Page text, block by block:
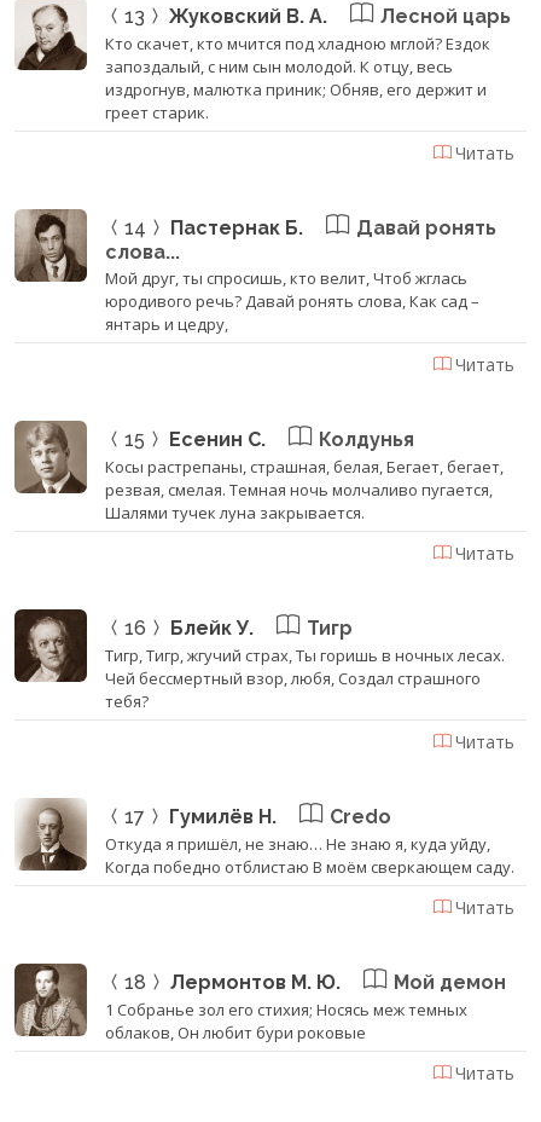
13 Жуковский В. А. Лесной царь
Кто скачет, кто мчится под хладною мглой? Ездок
запоздалый, с ним сын молодой. К отцу, весь
издрогнув, малютка приник; Обняв, его держит и
греет старик.
Читать
14 Пастернак Б.
Давай ронять
слова...
Мой друг, ты спросишь, кто велит, Чтоб жглась
юродивого речь? Давай ронять слова, Как сад –
янтарь и цедру,
Читать
15 Есенин С. Колдунья
Косы растрепаны, страшная, белая, Бегает, бегает,
резвая, смелая. Темная ночь молчаливо пугается,
Шалями тучек луна закрывается.
Читать
16 Блейк У. Тигр
Тигр, Тигр, жгучий страх, Ты горишь в ночных лесах.
Чей бессмертный взор, любя, Создал страшного
тебя?
Читать
17 Гумилёв Н. Credo
Откуда я пришёл, не знаю… Не знаю я, куда уйду,
Когда победно отблистаю В моём сверкающем саду.
Читать
18 Лермонтов М. Ю. Мой демон
1 Собранье зол его стихия; Носясь меж темных
облаков, Он любит бури роковые
Читать